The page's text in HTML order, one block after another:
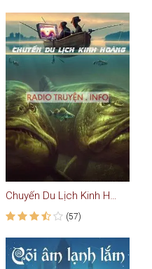
Chuyến Du Lịch Kinh Hoàng - Truyện Ma
(57)